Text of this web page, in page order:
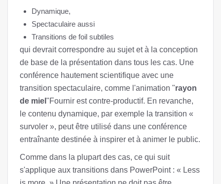
Dynamique,
Spectaculaire aussi
Transitions de foil subtiles
qui devrait correspondre au sujet et à la conception
de base de la présentation dans tous les cas. Une
conférence hautement scientifique avec une
transition spectaculaire, comme l'animation "rayon
de miel "Fournir est contre-productif. En revanche,
le contenu dynamique, par exemple la transition «
survoler », peut être utilisé dans une conférence
entraînante destinée à inspirer et à animer le public.
Comme dans la plupart des cas, ce qui suit
s'applique aux transitions dans PowerPoint : « Less